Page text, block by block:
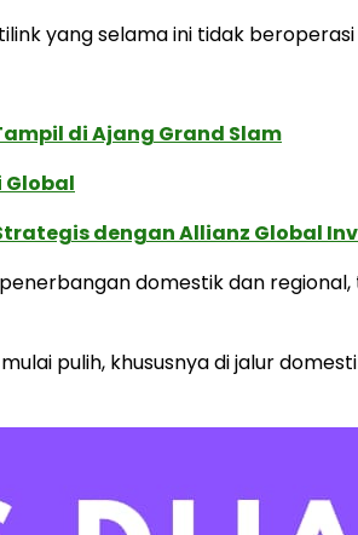
yang selama ini tidak
di Ajang Grand Slam
Global
dengan Allianz Global
domestik dan
pulih, khususnya di jalur